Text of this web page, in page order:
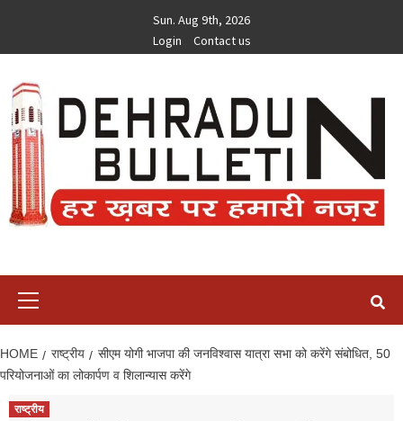
content
Sun. Aug 9th, 2026
Login
Contact us
HOME राष्ट्रीय
सीएम योगी भाजपा की जनविश्वास यात्रा सभा को करेंगे संबोधित, 50
परियोजनाओं का लोकार्पण व शिलान्यास करेंगे
राष्ट्रीय